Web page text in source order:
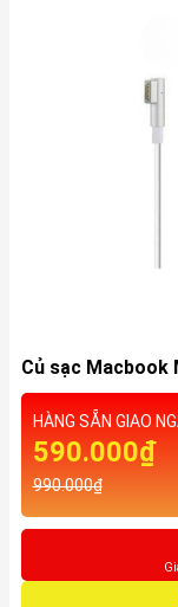
Củ sạc Macbook
HÀNG SẴN GIAO
590.000₫
990.000₫